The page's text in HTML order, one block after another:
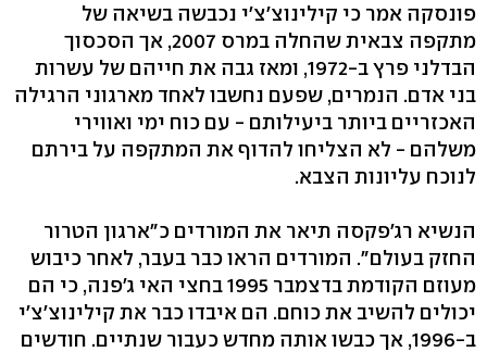
פונסקה אמר כי קילינוצ'צ'י נכבשה בשיאה של
מתקפה צבאית שהחלה במרס 2007, אך הסכסוך
הבדלני פרץ ב-1972, ומאז גבה את חייהם של עשרות
בני אדם. הנמרים, שפעם נחשבו לאחד מארגוני הרגילה
האכזריים ביותר ביעילותם - עם כוח ימי ואווירי
משלהם - לא הצליחו להדוף את המתקפה על בירתם
לנוכח עליונות הצבא.
הנשיא רג'פקסה תיאר את המורדים כ"ארגון הטרור
החזק בעולם". המורדים הראו כבר בעבר, לאחר כיבוש
מעוזם הקודמת בדצמבר 1995 בחצי האי ג'פנה, כי הם
יכולים להשיב את כוחם. הם איבדו כבר את קילינוצ'צ'י
ב-1996, אך כבשו אותה מחדש כעבור שנתיים. חודשים